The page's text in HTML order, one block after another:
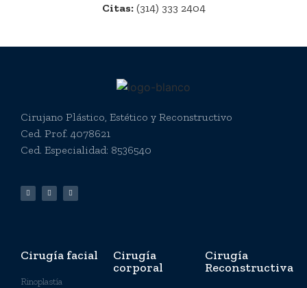
Citas:(314) 333 2404
Cirujano Plástico, Estético y Reconstructivo
Ced. Prof. 4078621
Ced. Especialidad: 8536540
Cirugía facial
Rinoplastía
Cirugía
corporal
Cirugía
Reconstructiva